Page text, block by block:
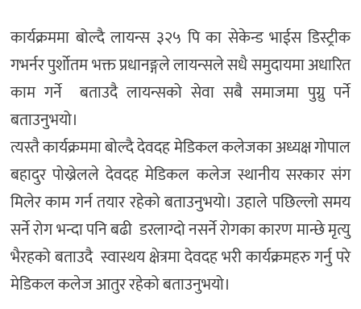
कार्यक्रममा बोल्दै लायन्स ३२५ पि का सेकेन्ड भाईस डिस्ट्रीक
गभर्नर पुर्शोतम भक्त प्रधानङ्गले लायन्सले सधै समुदायमा अधारित
काम गर्ने बताउदै लायन्सको सेवा सबै समाजमा पुग्नु पर्ने
बताउनुभयो।
त्यस्तै कार्यक्रममा बोल्दै देवदह मेडिकल कलेजका अध्यक्ष गोपाल
बहादुर पोख्रेलले देवदह मेडिकल कलेज स्थानीय सरकार संग
मिलेर काम गर्न तयार रहेको बताउनुभयो। उहाले पछिल्लो समय
सर्ने रोग भन्दा पनि बढी डरलाग्दो नसर्ने रोगका कारण मान्छे मृत्यु
भैरहको बताउदै स्वास्थय क्षेत्रमा देवदह भरी कार्यक्रमहरु गर्नु परे
मेडिकल कलेज आतुर रहेको बताउनुभयो।